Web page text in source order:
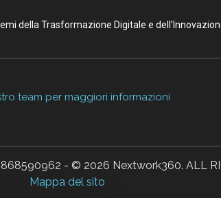
della Trasformazione Digitale e
team per maggiori informazioni
- © 2026 Nextwork360. ALL
Mappa del sito